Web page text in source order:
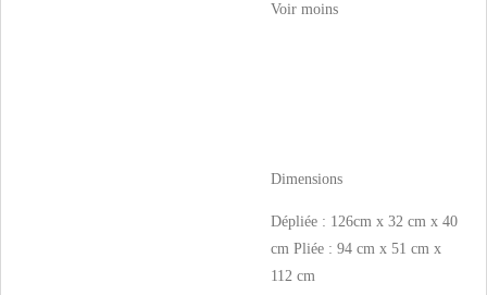
Voir moins
Dimensions
Dépliée : 126cm x 32 cm x 40
cm Pliée : 94 cm x 51 cm x
112 cm